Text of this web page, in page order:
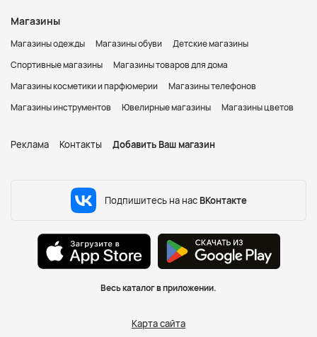
Магазины
Магазины одежды Магазины обуви
Детские магазины
Спортивные магазины
Магазины товаров для дома
Магазины косметики и парфюмерии
Магазины телефонов
Магазины инструментов
Ювелирные магазины Магазины цветов
Реклама Контакты Добавить Ваш магазин
Подпишитесь на нас ВКонтакте
Весь каталог в приложении.
Карта сайта